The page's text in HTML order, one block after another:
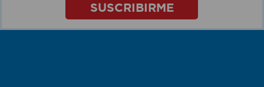
SUSCRIBIRME